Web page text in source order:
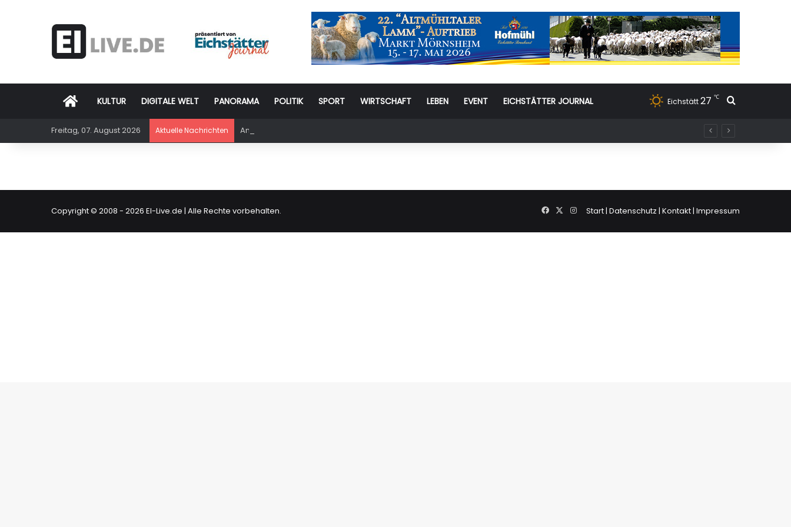
Startseite
KULTUR DIGITALE WELT PANORAMA POLITIK SPORT WIRTSCHAFT LEBEN EVENT EICHSTÄTTER JOURNAL Eichstätt27 ℃ Suchen
Freitag, 07. August 2026 Aktuelle Nachrichten Am Samstag: 6. Eichstätter Kinder- und Jugendtag – für ganze Familie
Copyright © 2008 - 2026 EI-Live.de | Alle Rechte vorbehalten. Start| Datenschutz | Kontakt| Impressum
FacebookInstagram